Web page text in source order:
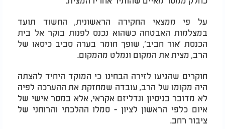
על פי ממצאי החקירה הראשונית, החשוד תועד
במצלמות האבטחה כשהוא נכנס לפנות בוקר אל בית
הכנסת 'אור חביב', שופך חומר בערה סביב כיסאו של
הרב, מצית את המקום ונמלט מהמקום.
חוקרים שהגיעו לזירה הבחינו כי המוקד היחיד להצתה
היה מקומו של הרב, עובדה שמחזקת את ההערכה לפיה
לא מדובר בניסיון ונדליזם אקראי, אלא במסר אישי של
איום כלפי הראשון לציון - סמלו ההלכתי והרוחני של
ציבור רחב.